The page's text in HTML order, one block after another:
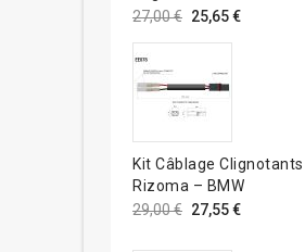
27,00 € 25,65 €
Kit Câblage Clignotants
Rizoma – BMW
29,00 € 27,55 €